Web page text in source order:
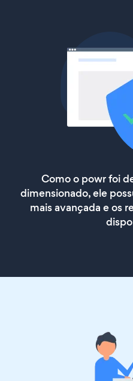
Como o powr foi
dimensionado, ele
mais avançada e os